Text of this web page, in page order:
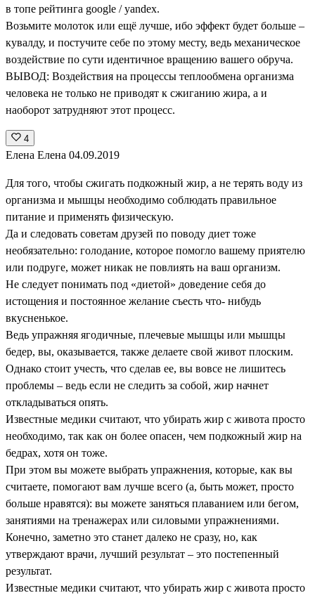
в топе рейтинга google / yandex.
Возьмите молоток или ещё лучше, ибо эффект будет больше –
кувалду, и постучите себе по этому месту, ведь механическое
воздействие по сути идентичное вращению вашего обруча.
ВЫВОД: Воздействия на процессы теплообмена организма
человека не только не приводят к сжиганию жира, а и
наоборот затрудняют этот процесс.
4
Елена Елена 04.09.2019
Для того, чтобы сжигать подкожный жир, а не терять воду из
организма и мышцы необходимо соблюдать правильное
питание и применять физическую.
Да и следовать советам друзей по поводу диет тоже
необязательно: голодание, которое помогло вашему приятелю
или подруге, может никак не повлиять на ваш организм.
Не следует понимать под «диетой» доведение себя до
истощения и постоянное желание съесть что- нибудь
вкусненькое.
Ведь упражняя ягодичные, плечевые мышцы или мышцы
бедер, вы, оказывается, также делаете свой живот плоским.
Однако стоит учесть, что сделав ее, вы вовсе не лишитесь
проблемы – ведь если не следить за собой, жир начнет
откладываться опять.
Известные медики считают, что убирать жир с живота просто
необходимо, так как он более опасен, чем подкожный жир на
бедрах, хотя он тоже.
При этом вы можете выбрать упражнения, которые, как вы
считаете, помогают вам лучше всего (а, быть может, просто
больше нравятся): вы можете заняться плаванием или бегом,
занятиями на тренажерах или силовыми упражнениями.
Конечно, заметно это станет далеко не сразу, но, как
утверждают врачи, лучший результат – это постепенный
результат.
Известные медики считают, что убирать жир с живота просто